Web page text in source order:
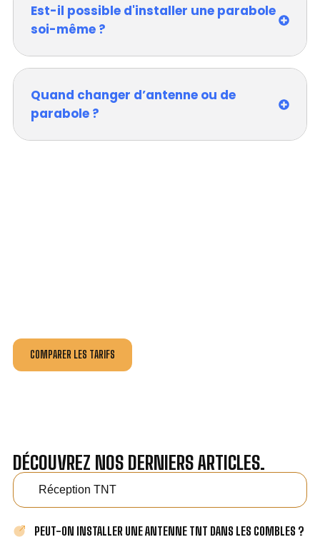
Est-il possible d'installer une parabole
soi-même ?
Quand changer d’antenne ou de
parabole ?
COMPARER LES TARIFS
DÉCOUVREZ NOS DERNIERS ARTICLES.
Réception TNT
PEUT-ON INSTALLER UNE ANTENNE TNT DANS LES COMBLES ?